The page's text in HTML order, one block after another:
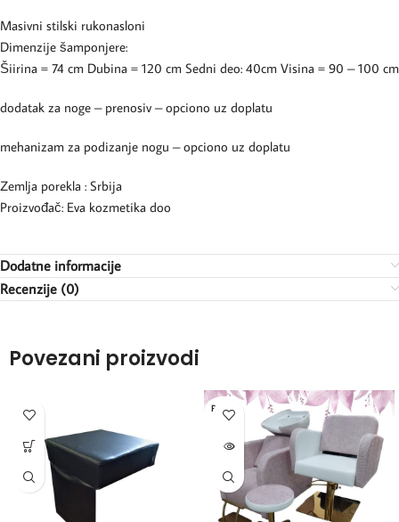
Masivni stilski rukonasloni
Dimenzije šamponjere:
Šiirina = 74 cm Dubina = 120 cm Sedni deo: 40cm Visina = 90 – 100 cm
dodatak za noge – prenosiv – opciono uz doplatu
mehanizam za podizanje nogu – opciono uz doplatu
Zemlja porekla : Srbija
Proizvođač: Eva kozmetika doo
Dodatne informacije
Recenzije (0)
Povezani proizvodi
RASPRO
DATO